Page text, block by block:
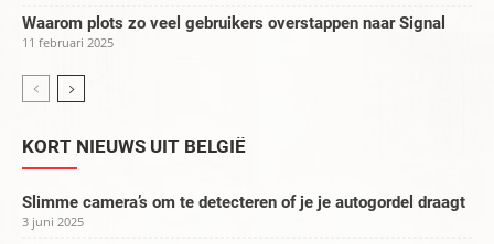
Waarom plots zo veel gebruikers overstappen naar Signal
11 februari 2025
KORT NIEUWS UIT BELGIË
Slimme camera’s om te detecteren of je je autogordel draagt
3 juni 2025